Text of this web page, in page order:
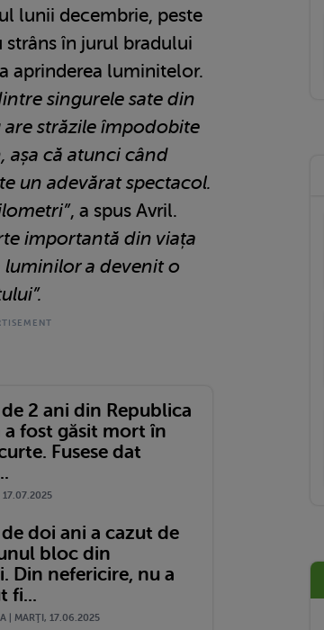
lunii decembrie, peste
în jurul bradului
aprinderea luminitelor.
singurele sate din
străzile împodobite
așa că atunci când
un adevărat spectacol.
, a spus Avril.
importantă din viața
luminilor a devenit o
2 ani din Republica
fost găsit mort în
Fusese dat
17.07.2025
doi ani a cazut de
bloc din
Din nefericire, nu a
fi...
| MARŢI, 17.06.2025